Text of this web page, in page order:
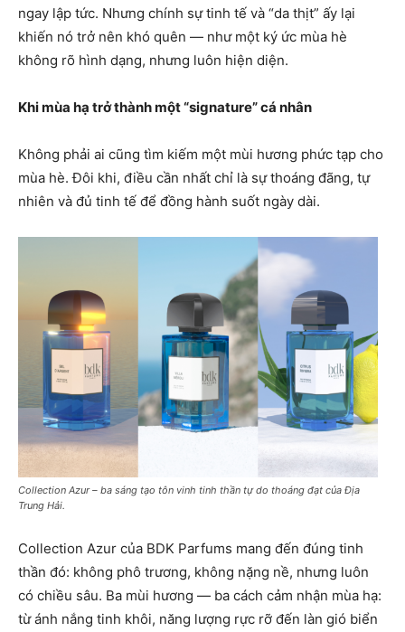
ngay lập tức. Nhưng chính sự tinh tế và “da thịt” ấy lại
khiến nó trở nên khó quên — như một ký ức mùa hè
không rõ hình dạng, nhưng luôn hiện diện.
Khi mùa hạ trở thành một “signature” cá nhân
Không phải ai cũng tìm kiếm một mùi hương phức tạp cho
mùa hè. Đôi khi, điều cần nhất chỉ là sự thoáng đãng, tự
nhiên và đủ tinh tế để đồng hành suốt ngày dài.
Collection Azur – ba sáng tạo tôn vinh tinh thần tự do thoáng đạt của Địa
Trung Hải.
Collection Azur của BDK Parfums mang đến đúng tinh
thần đó: không phô trương, không nặng nề, nhưng luôn
có chiều sâu. Ba mùi hương — ba cách cảm nhận mùa hạ:
từ ánh nắng tinh khôi, năng lượng rực rỡ đến làn gió biển